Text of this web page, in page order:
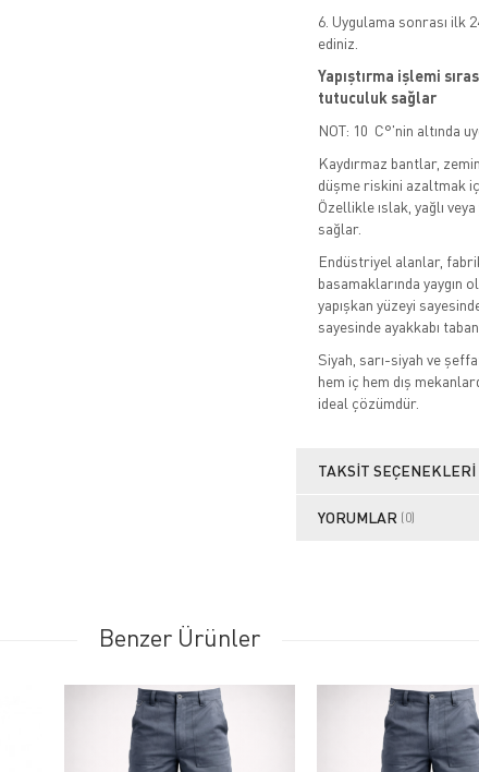
6. Uygulama sonrası ilk
ediniz.
Yapıştırma işlemi
tutuculuk sağlar
NOT: 10 C°'nin altında
Kaydırmaz bantlar,
düşme riskini azaltmak
Özellikle ıslak, yağlı
sağlar.
Endüstriyel alanlar,
basamaklarında yaygın
yapışkan yüzeyi
sayesinde ayakkabı
Siyah, sarı-siyah ve
hem iç hem dış
ideal çözümdür.
TAKSIT SEÇENEKLERI
YORUMLAR (0)
Benzer Ürünler